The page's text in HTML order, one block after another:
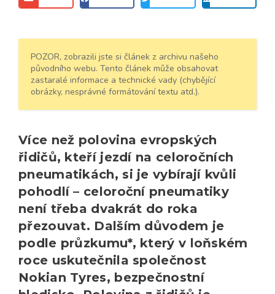
POZOR, zobrazili jste si článek z archivu našeho
původního webu. Tento článek může obsahovat
zastaralé informace a technické vady (chybějící
obrázky, nesprávné formátování textu atd.).
Více než polovina evropských
řidičů, kteří jezdí na celoročních
pneumatikách, si je vybírají kvůli
pohodlí – celoroční pneumatiky
není třeba dvakrát do roka
přezouvat. Dalším důvodem je
podle průzkumu*, který v loňském
roce uskutečnila společnost
Nokian Tyres, bezpečnostní